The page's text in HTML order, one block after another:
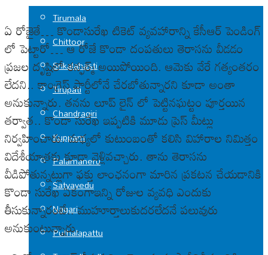
Tirumala
Chittoor
Srikalahasti
Tirupati
Chandragiri
Kuppam
Palamaneru
Satyavedu
Nagari
Puthalapattu
ఏ రోజైతే… కొండాసురేఖ టికెట్ వ్యవహారాన్ని కేసీఆర్ పెండింగ్
లో పెట్టారో… ఆ రోజే కొండా దంపతులు తెరాసను వీడడం
ప్రజల దృష్టిలో కన్ఫర్మ్ అయిపోయింది. ఆమెకు వేరే గత్యంతరం
లేదని.. కాంగ్రెస్ పార్టీలోనే చేరబోతున్నారని కూడా అంతా
అనుకున్నారు. తనను లూప్ లైన్ లో పెట్టినఘట్టం పూర్తయిన
తర్వాత.. కొండా సురేఖ ఇప్పటికి మూడు ప్రెస్ మీట్లు
నిర్వహించారు. మధ్యలో కుటుంబంతో కలిసి విహారాల నిమిత్తం
విదేశీయాత్రకు కూడా వెళ్లివచ్చారు. తాను తెరాసను
వీడిపోతున్నట్లుగా ఫక్తు లాంఛనంగా మారిన ప్రకటన చేయడానికి
కొండా సురేఖ ఏకంగాఇన్ని రోజుల వ్యవధి ఎందుకు
తీసుకున్నారంటే.. ముహూర్తాలుకుదరలేదనే పలువురు
అనుకుంటున్నారు.